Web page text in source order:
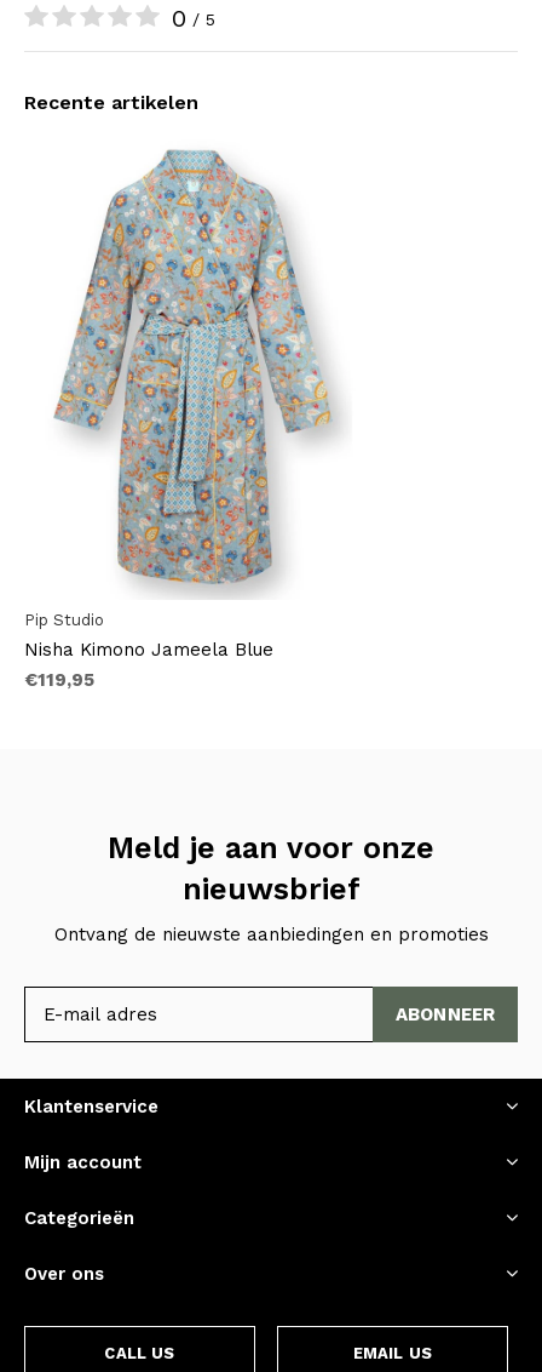
0 / 5
Recente artikelen
Pip Studio
Nisha Kimono Jameela Blue
€119,95
Meld je aan voor onze
nieuwsbrief
Ontvang de nieuwste aanbiedingen en promoties
ABONNEER
Klantenservice
Mijn account
Categorieën
Over ons
CALL US EMAIL US